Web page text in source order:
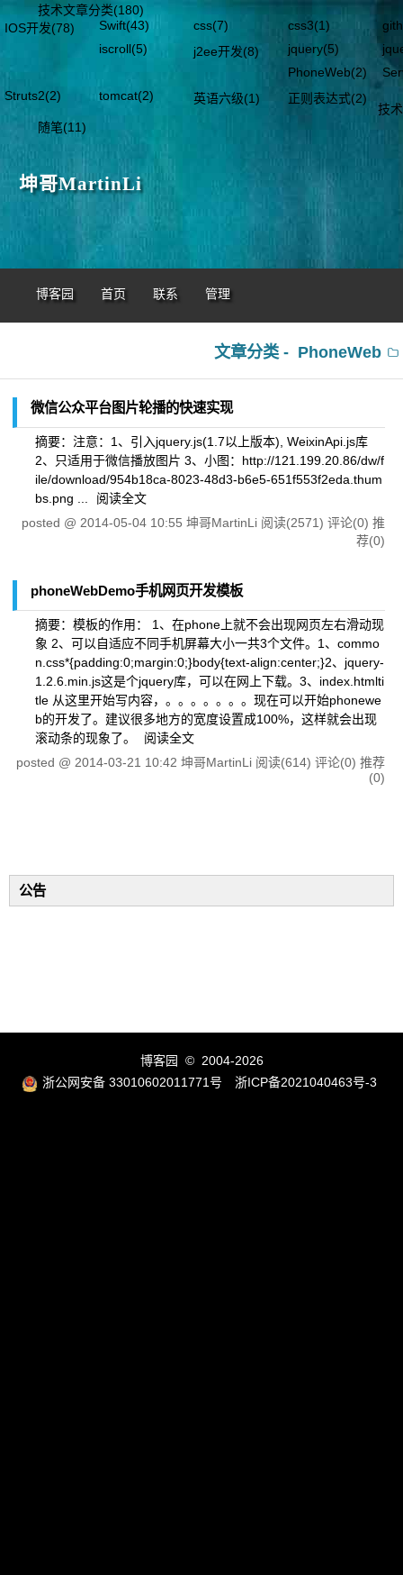
技术文章分类(180)
IOS开发(78)
Swift(43) css(7) css3(1)
iscroll(5)
j2ee开发(8) jquery(5)
PhoneWeb(2)
Struts2(2)
tomcat(2) 英语六级(1) 正则表达式(2)
技术
随笔(11)
坤哥MartinLi
博客园 首页 联系 管理
文章分类 - PhoneWeb
微信公众平台图片轮播的快速实现
摘要：注意：1、引入jquery.js(1.7以上版本), WeixinApi.js库
2、只适用于微信播放图片 3、小图：http://121.199.20.86/dw/f
ile/download/954b18ca-8023-48d3-b6e5-651f553f2eda.thum
bs.png ...
阅读全文
posted @ 2014-05-04 10:55 坤哥MartinLi 阅读(2571) 评论(0) 推
荐(0)
phoneWebDemo手机网页开发模板
摘要：模板的作用： 1、在phone上就不会出现网页左右滑动现
象 2、可以自适应不同手机屏幕大小一共3个文件。1、commo
n.css*{padding:0;margin:0;}body{text-align:center;}2、jquery-
1.2.6.min.js这是个jquery库，可以在网上下载。3、index.htmlti
tle 从这里开始写内容，。。。。。。。现在可以开始phonewe
b的开发了。建议很多地方的宽度设置成100%，这样就会出现
滚动条的现象了。
阅读全文
posted @ 2014-03-21 10:42 坤哥MartinLi 阅读(614) 评论(0) 推荐
(0)
公告
博客园
© 2004-2026
浙公网安备 33010602011771号
浙ICP备2021040463号-3